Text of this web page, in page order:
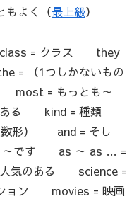
よく（最上級）
= クラス they
（1つしかないもの
= もっとも～
ある kind = 種類
形） and = そし
です as ～ as … =
気のある science =
ョン movies = 映画